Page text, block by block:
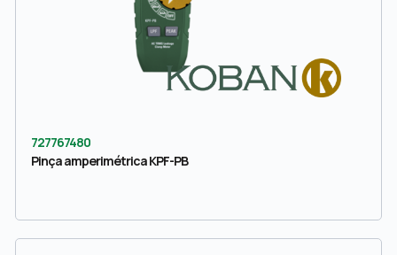
727767480
Pinça amperimétrica KPF-PB